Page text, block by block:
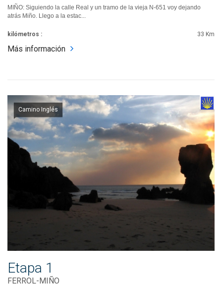
MIÑO: Siguiendo la calle Real y un tramo de la vieja N-651 voy dejando
atrás Miño. Llego a la estac...
kilómetros : 33 Km
Más información
Camino Inglés
Etapa 1
FERROL-MIÑO